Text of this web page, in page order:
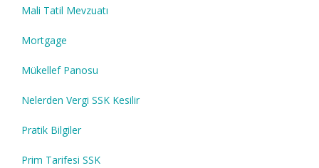
Mali Tatil Mevzuatı
Mortgage
Mükellef Panosu
Nelerden Vergi SSK Kesilir
Pratik Bilgiler
Prim Tarifesi SSK